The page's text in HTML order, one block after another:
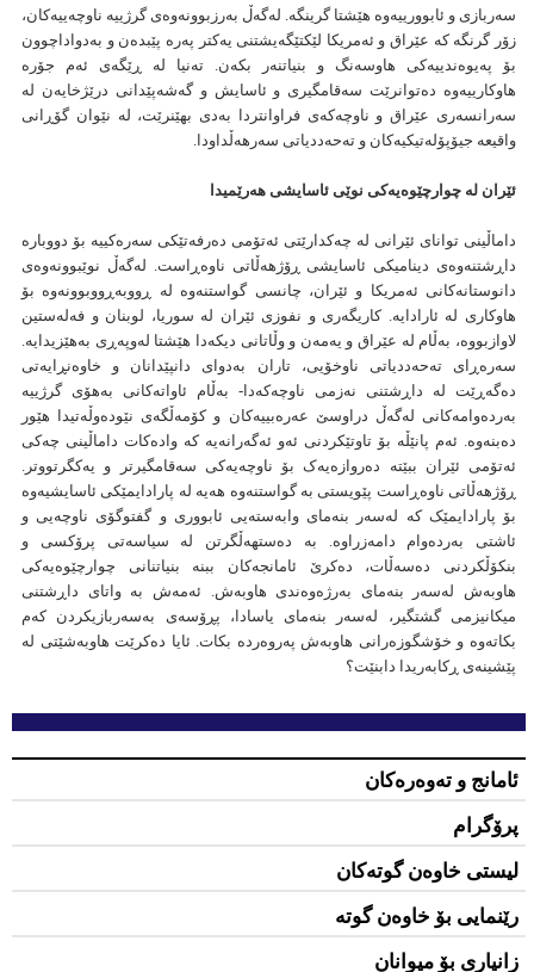
سەربازی و ئابوورییەوە هێشتا گرینگە. لەگەڵ بەرزبوونەوەی گرژییە ناوچەییەکان،
زۆر گرنگە کە عێراق و ئەمریکا لێکتێگەیشتنی یەکتر پەرە پێبدەن و بەدواداچوون
بۆ پەیوەندییەکی هاوسەنگ و بنیاتنەر بکەن. تەنیا لە ڕێگەی ئەم جۆرە
هاوکارییەوە دەتوانرێت سەقامگیری و ئاسایش و گەشەپێدانی درێژخایەن لە
سەرانسەری عێراق و ناوچەکەی فراوانتردا بەدی بهێنرێت، لە نێوان گۆڕانی
واقیعە جیۆپۆلەتیکیەکان و تەحەددیاتی سەرهەڵداودا.
ئێران لە چوارچێوەیەکی نوێی ئاسایشی هەرێمیدا
داماڵینی توانای ئێرانی لە چەکدارێتی ئەتۆمی دەرفەتێکی سەرەکییە بۆ دووبارە
داڕشتنەوەی دینامیکی ئاسایشی ڕۆژهەڵاتی ناوەڕاست. لەگەڵ نوێبوونەوەی
دانوستانەکانی ئەمریکا و ئێران، چانسی گواستنەوە لە ڕووبەڕووبوونەوە بۆ
هاوکاری لە ئارادایە. کاریگەری و نفوزی ئێران لە سوریا، لوبنان و فەلەستین
لاوازبووە، بەڵام لە عێراق و یەمەن و وڵاتانی دیكەدا هێشتا لەوپەڕی بەهێزیدایە.
سەرەڕای تەحەددیاتی ناوخۆیی، تاران بەدوای دانپێدانان و خاوەنڕایەتی
دەگەڕێت لە داڕشتنی نەزمی ناوچەکەدا- بەڵام ئاواتەکانی بەهۆی گرژییە
بەردەوامەکانی لەگەڵ دراوسێ عەرەبییەکان و کۆمەڵگەی نێودەوڵەتیدا هێور
دەبنەوە. ئەم پانێڵە بۆ تاوتێكردنی ئەو ئەگەرانەیە كە وادەكات داماڵینی چەکی
ئەتۆمی ئێران ببێتە دەروازەیەک بۆ ناوچەیەکی سەقامگیرتر و یەکگرتووتر.
ڕۆژهەڵاتی ناوەڕاست پێویستی بە گواستنەوە هەیە لە پارادایمێکی ئاسایشیەوە
بۆ پارادایمێک کە لەسەر بنەمای وابەستەیی ئابووری و گفتوگۆی ناوچەیی و
ئاشتی بەردەوام دامەزراوە. بە دەستهەڵگرتن لە سیاسەتی پرۆکسی و
بنكۆڵكردنی دەسەڵات، دەكرێ ئامانجەكان ببنە بنیاتنانی چوارچێوەیەکی
هاوبەش لەسەر بنەمای بەرژەوەندی هاوبەش. ئەمەش بە واتای داڕشتنی
میکانیزمی گشتگیر، لەسەر بنەمای یاسادا، پڕۆسەی بەسەربازیکردن کەم
بکاتەوە و خۆشگوزەرانی هاوبەش پەروەردە بکات. ئایا دەكرێت هاوبەشێتی لە
پێشینەی ڕکابەریدا دابنێت؟
ئامانج و تەوەرەکان
پرۆگرام
لیستی خاوەن گوتەكان
رێنمایی بۆ خاوەن گوتە
زانیاری بۆ میوانان